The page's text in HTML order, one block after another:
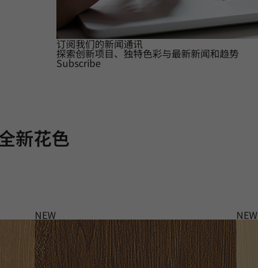
订阅我们的新闻通讯
探索创新项目、独特色彩与最新新闻和趋势
Subscribe
新花色
NEW NEW